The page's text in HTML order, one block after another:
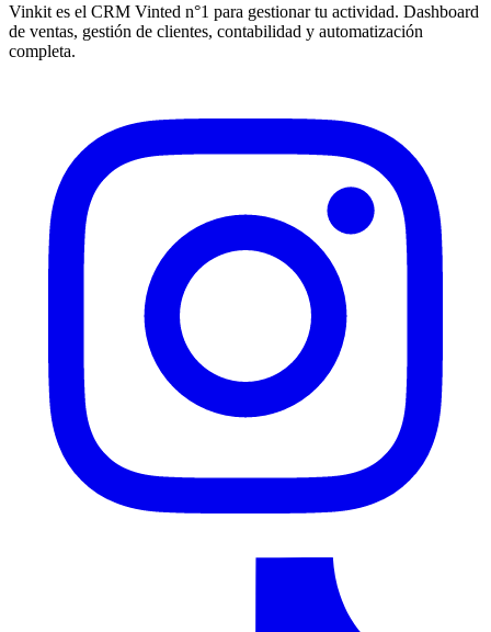
Vinkit es el CRM Vinted n°1 para gestionar tu actividad. Dashboard
de ventas, gestión de clientes, contabilidad y automatización
completa.